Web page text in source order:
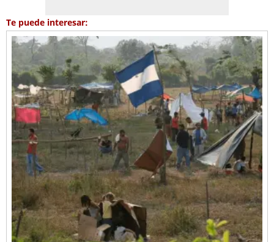
Te puede interesar: